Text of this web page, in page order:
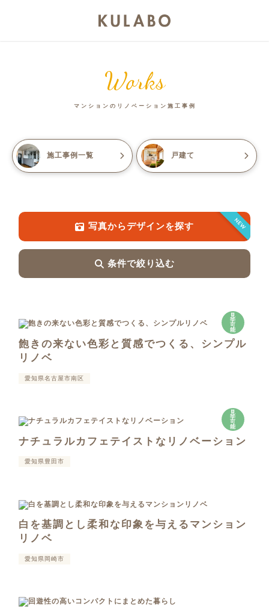
Works
マンションのリノベーション施工事例
施工事例一覧 戸建て
NEW
写真からデザインを探す
条件で絞り込む
見
学
可
能
飽きの来ない色彩と質感でつくる、シンプル
リノベ
愛知県名古屋市南区
見
学
可
能
ナチュラルカフェテイストなリノベーション
愛知県豊田市
白を基調とし柔和な印象を与えるマンション
リノベ
愛知県岡崎市